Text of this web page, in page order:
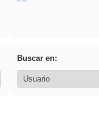
Buscar en: